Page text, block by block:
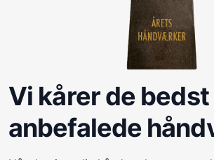
Vi kårer de bedst
anbefalede